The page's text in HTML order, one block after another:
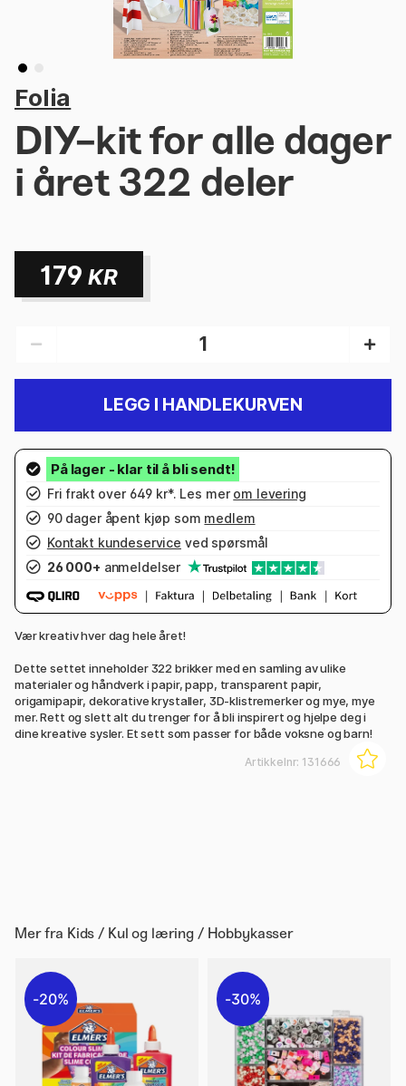
Folia
DIY-kit for alle dager
i året 322 deler
179 KR
LEGG I HANDLEKURVEN
Fri frakt over 649 kr*. Les mer om levering
90 dager åpent kjøp som medlem
Kontakt kundeservice ved spørsmål
26 000+ anmeldelser
Vær kreativ hver dag hele året!
Dette settet inneholder 322 brikker med en samling av ulike
materialer og håndverk i papir, papp, transparent papir,
origamipapir, dekorative krystaller, 3D-klistremerker og mye, mye
mer. Rett og slett alt du trenger for å bli inspirert og hjelpe deg i
dine kreative sysler. Et sett som passer for både voksne og barn!
Artikkelnr: 131666
Mer fra Kids / Kul og læring / Hobbykasser
20% 30%